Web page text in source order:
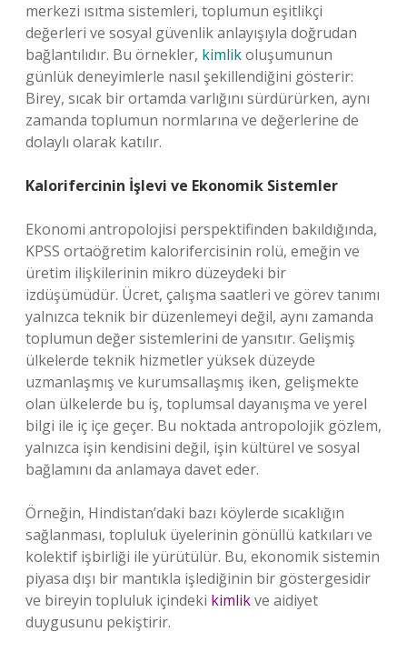
merkezi ısıtma sistemleri, toplumun eşitlikçi
değerleri ve sosyal güvenlik anlayışıyla doğrudan
bağlantılıdır. Bu örnekler, kimlikoluşumunun
günlük deneyimlerle nasıl şekillendiğini gösterir:
Birey, sıcak bir ortamda varlığını sürdürürken, aynı
zamanda toplumun normlarına ve değerlerine de
dolaylı olarak katılır.
Kalorifercinin İşlevi ve Ekonomik Sistemler
Ekonomi antropolojisi perspektifinden bakıldığında,
KPSS ortaöğretim kalorifercisinin rolü, emeğin ve
üretim ilişkilerinin mikro düzeydeki bir
izdüşümüdür. Ücret, çalışma saatleri ve görev tanımı
yalnızca teknik bir düzenlemeyi değil, aynı zamanda
toplumun değer sistemlerini de yansıtır. Gelişmiş
ülkelerde teknik hizmetler yüksek düzeyde
uzmanlaşmış ve kurumsallaşmış iken, gelişmekte
olan ülkelerde bu iş, toplumsal dayanışma ve yerel
bilgi ile iç içe geçer. Bu noktada antropolojik gözlem,
yalnızca işin kendisini değil, işin kültürel ve sosyal
bağlamını da anlamaya davet eder.
Örneğin, Hindistan’daki bazı köylerde sıcaklığın
sağlanması, topluluk üyelerinin gönüllü katkıları ve
kolektif işbirliği ile yürütülür. Bu, ekonomik sistemin
piyasa dışı bir mantıkla işlediğinin bir göstergesidir
ve bireyin topluluk içindeki kimlikve aidiyet
duygusunu pekiştirir.